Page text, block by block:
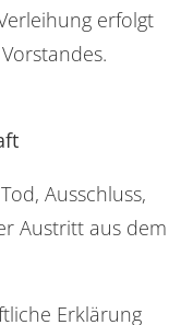
erfolgt
Ausschluss,
Austritt aus dem
Erklärung